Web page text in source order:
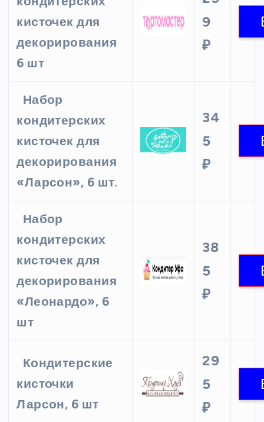
кисточек для
декорирования
6 шт
9
₽
Набор
кондитерских
кисточек для
декорирования
«Ларсон», 6 шт.
34
5
₽
Набор
кондитерских
кисточек для
декорирования
«Леонардо», 6
шт
38
5
₽
Кондитерские
кисточки
Ларсон, 6 шт
29
5
₽